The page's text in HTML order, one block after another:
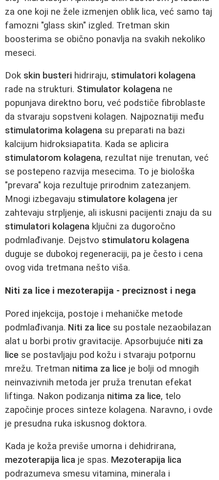
za one koji ne žele izmenjen oblik lica, već samo taj
famozni "glass skin" izgled. Tretman skin
boosterima se obično ponavlja na svakih nekoliko
meseci.
Dok skin busteri hidriraju, stimulatori kolagena
rade na strukturi. Stimulator kolagena ne
popunjava direktno boru, već podstiče fibroblaste
da stvaraju sopstveni kolagen. Najpoznatiji među
stimulatorima kolagena su preparati na bazi
kalcijum hidroksiapatita. Kada se aplicira
stimulatorom kolagena, rezultat nije trenutan, već
se postepeno razvija mesecima. To je biološka
"prevara" koja rezultuje prirodnim zatezanjem.
Mnogi izbegavaju stimulatore kolagena jer
zahtevaju strpljenje, ali iskusni pacijenti znaju da su
stimulatori kolagena ključni za dugoročno
podmlađivanje. Dejstvo stimulatoru kolagena
duguje se dubokoj regeneraciji, pa je često i cena
ovog vida tretmana nešto viša.
Niti za lice i mezoterapija - preciznost i nega
Pored injekcija, postoje i mehaničke metode
podmlađivanja. Niti za lice su postale nezaobilazan
alat u borbi protiv gravitacije. Apsorbujuće niti za
lice se postavljaju pod kožu i stvaraju potpornu
mrežu. Tretman nitima za lice je bolji od mnogih
neinvazivnih metoda jer pruža trenutan efekat
liftinga. Nakon podizanja nitima za lice, telo
započinje proces sinteze kolagena. Naravno, i ovde
je presudna ruka iskusnog doktora.
Kada je koža previše umorna i dehidrirana,
mezoterapija lica je spas. Mezoterapija lica
podrazumeva smesu vitamina, minerala i